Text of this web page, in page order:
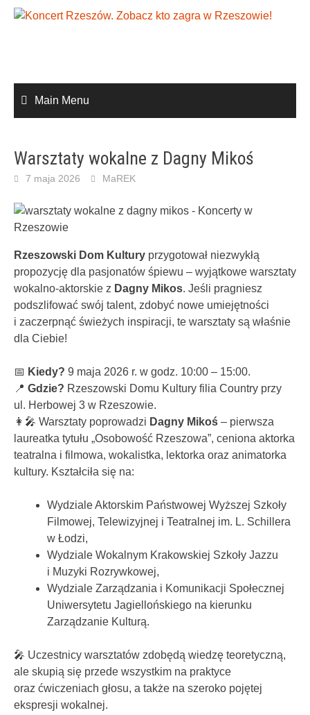
Skip
Main Menu
Warsztaty wokalne z Dagny Mikoś
7 maja 2026 MaREK
Rzeszowski Dom Kultury przygotował niezwykłą
propozycję dla pasjonatów śpiewu – wyjątkowe warsztaty
wokalno-aktorskie z Dagny Mikos. Jeśli pragniesz
podszlifować swój talent, zdobyć nowe umiejętności
i zaczerpnąć świeżych inspiracji, te warsztaty są właśnie
dla Ciebie!
📅 Kiedy? 9 maja 2026 r. w godz. 10:00 – 15:00.
📍 Gdzie? Rzeszowski Domu Kultury filia Country przy
ul. Herbowej 3 w Rzeszowie.
👩‍🎤 Warsztaty poprowadzi Dagny Mikoś – pierwsza
laureatka tytułu „Osobowość Rzeszowa”, ceniona aktorka
teatralna i filmowa, wokalistka, lektorka oraz animatorka
kultury. Kształciła się na:
Wydziale Aktorskim Państwowej Wyższej Szkoły
Filmowej, Telewizyjnej i Teatralnej im. L. Schillera
w Łodzi,
Wydziale Wokalnym Krakowskiej Szkoły Jazzu
i Muzyki Rozrywkowej,
Wydziale Zarządzania i Komunikacji Społecznej
Uniwersytetu Jagiellońskiego na kierunku
Zarządzanie Kulturą.
🎤 Uczestnicy warsztatów zdobędą wiedzę teoretyczną,
ale skupią się przede wszystkim na praktyce
oraz ćwiczeniach głosu, a także na szeroko pojętej
ekspresji wokalnej.